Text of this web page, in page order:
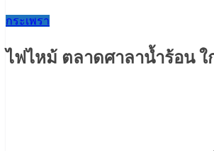
กระเพรา
ไฟไหม้ ตลาดศาลาน้ำร้อน ใ